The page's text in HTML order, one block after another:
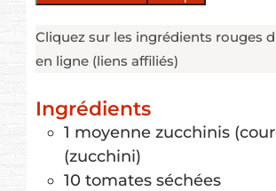
Cliquez sur les ingrédients rouges
en ligne (liens affiliés)
Ingrédients
1 moyenne zucchinis
(zucchini)
10 tomates séchées